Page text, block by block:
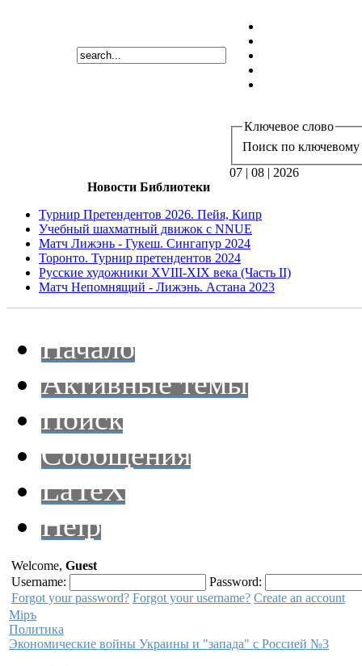
Ключевое слово
Поиск по ключевому
07 | 08 | 2026
Новости Библиотеки
Турнир Претендентов 2026. Пейя, Кипр
Учебный шахматный движок с NNUE
Матч Лижэнь - Гукеш. Сингапур 2024
Торонто. Турнир претендентов 2024
Русские художники XVIII-XIX века (Часть II)
Матч Непомнящий - Лижэнь. Астана 2023
Начало
Активные темы
Поиск
Сообщения
LaTeX
Help
Welcome, Guest
Username:
Password:
Forgot your password? Forgot your username? Create an account
Мiръ
Политика
Экономические войны Украины и "запада" с Россией №3